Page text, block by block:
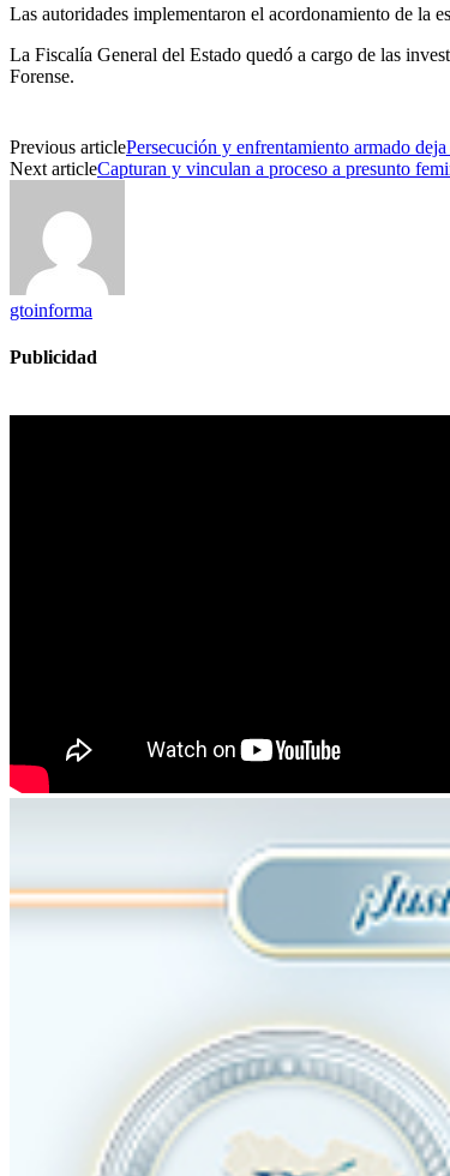
Las autoridades implementaron el acordonamiento de la
La Fiscalía General del Estado quedó a cargo de las
Forense.
Previous articlePersecución y enfrentamiento armado
Next articleCapturan y vinculan a proceso a presunto
gtoinforma
Publicidad